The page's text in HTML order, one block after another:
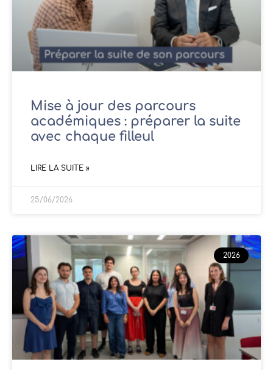
Mise à jour des parcours
académiques : préparer la suite
avec chaque filleul
LIRE LA SUITE »
25/06/2026
2026